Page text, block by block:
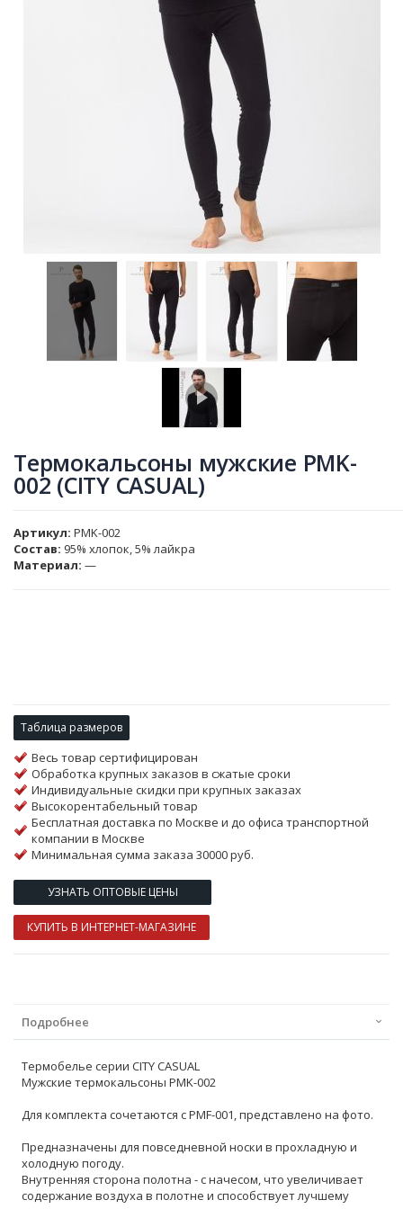
Термокальсоны мужские PMK-
002 (CITY CASUAL)
Артикул PMK-002
Состав: 95% хлопок, 5% лайкра
Материал: —
Таблица размеров
Весь товар сертифицирован
Обработка крупных заказов в сжатые сроки
Индивидуальные скидки при крупных заказах
Высокорентабельный товар
Бесплатная доставка по Москве и до офиса транспортной
компании в Москве
Минимальная сумма заказа 30000 руб.
УЗНАТЬ ОПТОВЫЕ ЦЕНЫ
КУПИТЬ В ИНТЕРНЕТ-МАГАЗИНЕ
Подробнее
Термобелье серии CITY CASUAL
Мужские термокальсоны PMK-002
Для комплекта сочетаются с PMF-001, представлено на фото.
Предназначены для повседневной носки в прохладную и
холодную погоду.
Внутренняя сторона полотна - с начесом, что увеличивает
содержание воздуха в полотне и способствует лучшему